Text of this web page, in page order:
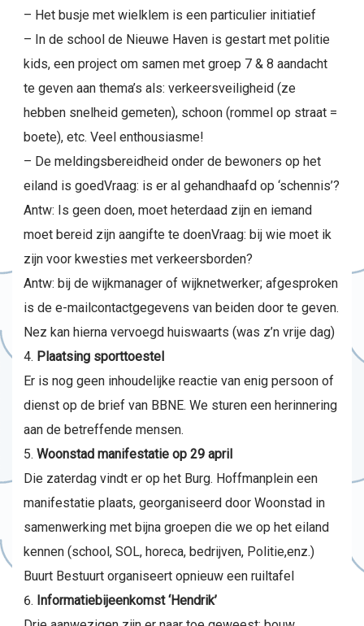
– Het busje met wielklem is een particulier initiatief
– In de school de Nieuwe Haven is gestart met politie
kids, een project om samen met groep 7 & 8 aandacht
te geven aan thema’s als: verkeersveiligheid (ze
hebben snelheid gemeten), schoon (rommel op straat =
boete), etc. Veel enthousiasme!
– De meldingsbereidheid onder de bewoners op het
eiland is goedVraag: is er al gehandhaafd op ‘schennis’?
Antw: Is geen doen, moet heterdaad zijn en iemand
moet bereid zijn aangifte te doenVraag: bij wie moet ik
zijn voor kwesties met verkeersborden?
Antw: bij de wijkmanager of wijknetwerker; afgesproken
is de e-mailcontactgegevens van beiden door te geven.
Nez kan hierna vervoegd huiswaarts (was z’n vrije dag)
Plaatsing sporttoestel
Er is nog geen inhoudelijke reactie van enig persoon of
dienst op de brief van BBNE. We sturen een herinnering
aan de betreffende mensen.
Woonstad manifestatie op 29 april
Die zaterdag vindt er op het Burg. Hoffmanplein een
manifestatie plaats, georganiseerd door Woonstad in
samenwerking met bijna groepen die we op het eiland
kennen (school, SOL, horeca, bedrijven, Politie,enz.)
Buurt Bestuurt organiseert opnieuw een ruiltafel
Informatiebijeenkomst ‘Hendrik’